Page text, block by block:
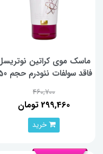
ماسک موی کراتین
فاقد
460,700
299,460 تومان
خرید